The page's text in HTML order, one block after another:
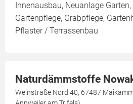
Innenausbau, Neuanlage
Gartenpflege, Grabpflege,
Pflaster / Terrassenbau
Naturdämmstoffe
Weinstraße Nord 40, 67487